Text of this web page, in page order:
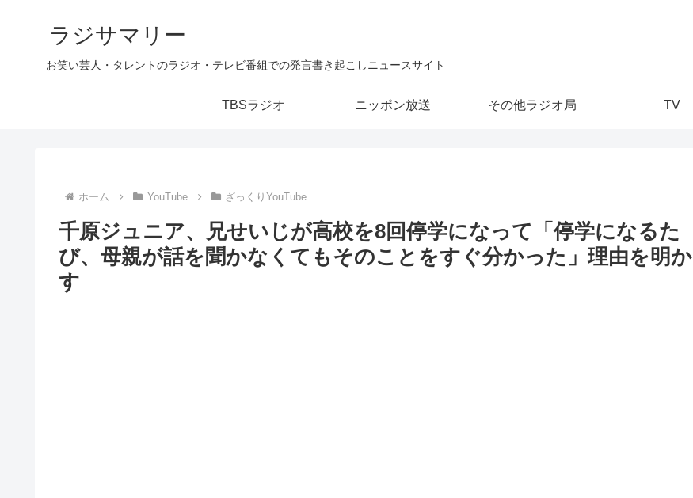
ラジサマリー
お笑い芸人・タレントのラジオ・テレビ番組での発言書き起こしニュースサイト
TBSラジオ ニッポン放送 その他ラジオ局 TV
ホーム YouTube ざっくりYouTube
千原ジュニア、兄せいじが高校を8回停学になって「停学になるた
び、母親が話を聞かなくてもそのことをすぐ分かった」理由を明か
す